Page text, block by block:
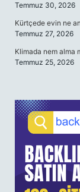
Temmuz 30, 2026
Kürtçede evin ne
Temmuz 27, 2026
Klimada nem alma
Temmuz 25, 2026